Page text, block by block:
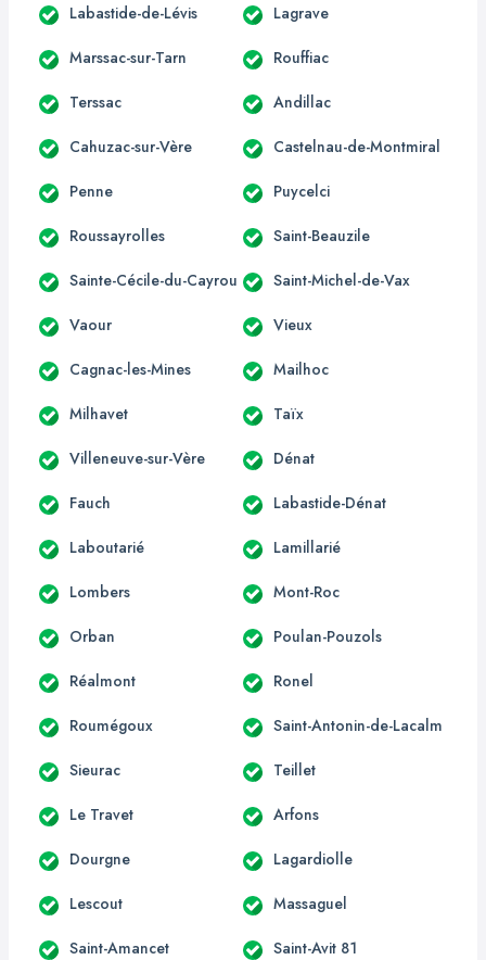
Labastide-de-Lévis Lagrave
Marssac-sur-Tarn Rouffiac
Terssac Andillac
Cahuzac-sur-Vère Castelnau-de-Montmiral
Penne Puycelci
Roussayrolles Saint-Beauzile
Sainte-Cécile-du-Cayrou Saint-Michel-de-Vax
Vaour Vieux
Cagnac-les-Mines Mailhoc
Milhavet Taïx
Villeneuve-sur-Vère Dénat
Fauch Labastide-Dénat
Laboutarié Lamillarié
Lombers Mont-Roc
Orban Poulan-Pouzols
Réalmont Ronel
Roumégoux Saint-Antonin-de-Lacalm
Sieurac Teillet
Le Travet Arfons
Dourgne Lagardiolle
Lescout Massaguel
Saint-Amancet Saint-Avit 81